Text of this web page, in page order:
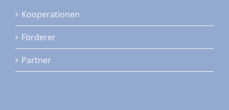
Produktseite
werden
Kooperationen
Förderer
Partner